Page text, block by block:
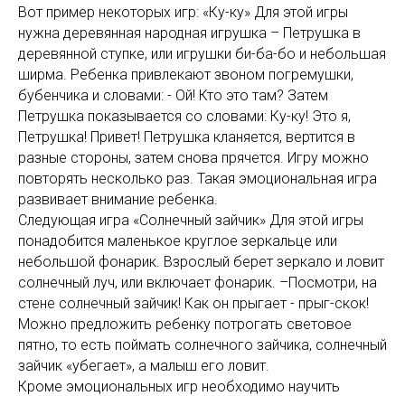
Вот пример некоторых игр: «Ку-ку» Для этой игры
нужна деревянная народная игрушка – Петрушка в
деревянной ступке, или игрушки би-ба-бо и небольшая
ширма. Ребенка привлекают звоном погремушки,
бубенчика и словами: - Ой! Кто это там? Затем
Петрушка показывается со словами: Ку-ку! Это я,
Петрушка! Привет! Петрушка кланяется, вертится в
разные стороны, затем снова прячется. Игру можно
повторять несколько раз. Такая эмоциональная игра
развивает внимание ребенка.
Следующая игра «Солнечный зайчик» Для этой игры
понадобится маленькое круглое зеркальце или
небольшой фонарик. Взрослый берет зеркало и ловит
солнечный луч, или включает фонарик. –Посмотри, на
стене солнечный зайчик! Как он прыгает - прыг-скок!
Можно предложить ребенку потрогать световое
пятно, то есть поймать солнечного зайчика, солнечный
зайчик «убегает», а малыш его ловит.
Кроме эмоциональных игр необходимо научить